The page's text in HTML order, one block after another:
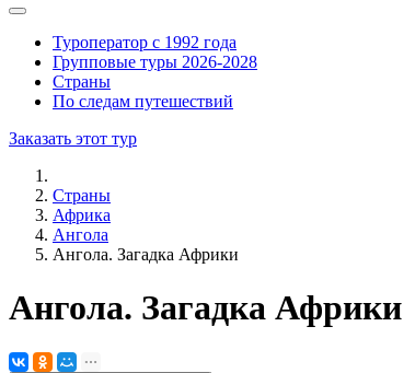
Туроператор с 1992 года
Групповые туры 2026-2028
Страны
По следам путешествий
Заказать этот тур
Страны
Африка
Ангола
Ангола. Загадка Африки
Ангола. Загадка Африки